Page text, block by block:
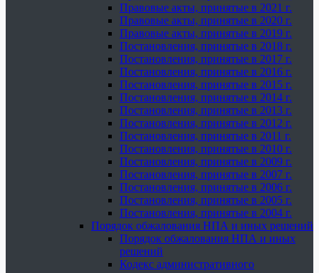
Правовые акты, принятые в 2021 г.
Правовые акты, принятые в 2020 г.
Правовые акты, принятые в 2019 г.
Постановления, принятые в 2018 г.
Постановления, принятые в 2017 г.
Постановления, принятые в 2016 г.
Постановления, принятые в 2015 г.
Постановления, принятые в 2014 г.
Постановления, принятые в 2013 г.
Постановления, принятые в 2012 г.
Постановления, принятые в 2011 г.
Постановления, принятые в 2010 г.
Постановления, принятые в 2009 г.
Постановления, принятые в 2007 г.
Постановления, принятые в 2006 г.
Постановления, принятые в 2005 г.
Постановления, принятые в 2004 г.
Порядок обжалования НПА и иных решений
Порядок обжалования НПА и иных
решений
Кодекс административного